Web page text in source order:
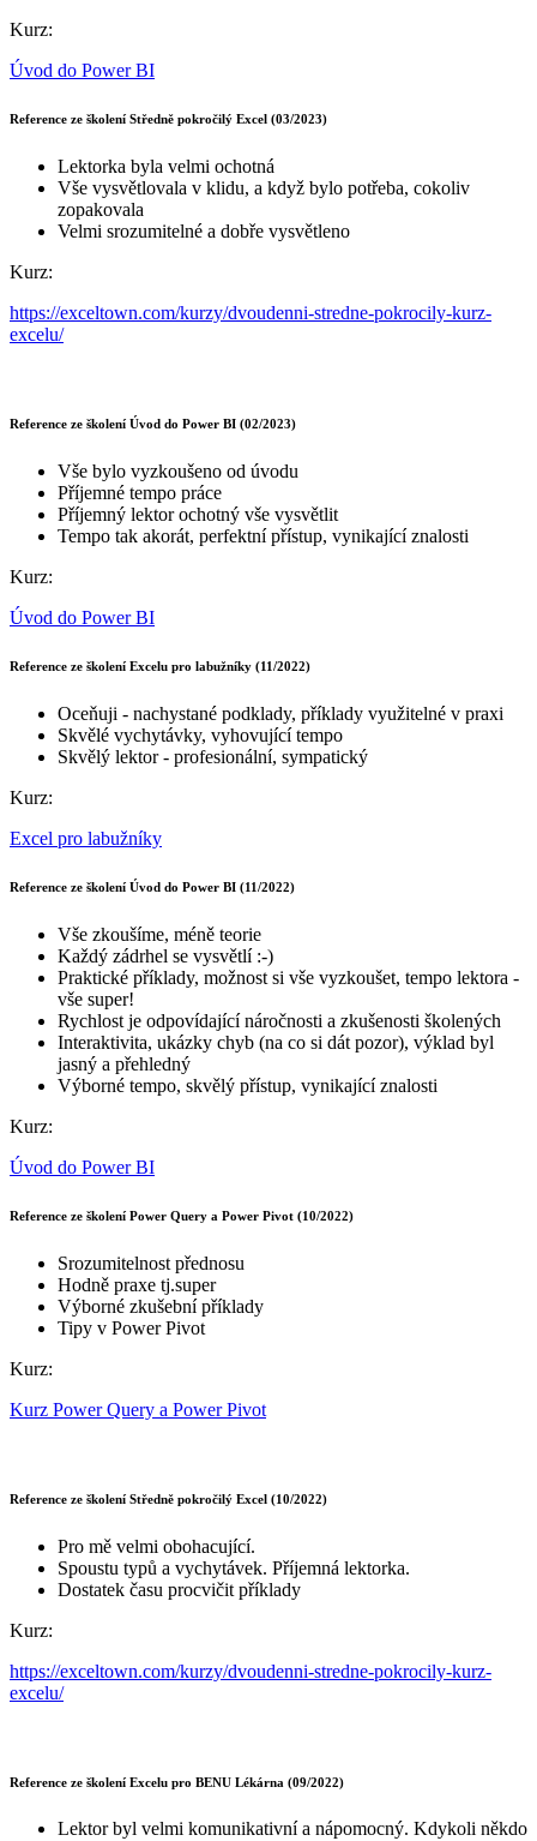
Kurz:
Úvod do Power BI
Reference ze školení Středně pokročilý Excel (03/2023)
Lektorka byla velmi ochotná
Vše vysvětlovala v klidu, a když bylo potřeba, cokoliv
zopakovala
Velmi srozumitelné a dobře vysvětleno
Kurz:
https://exceltown.com/kurzy/dvoudenni-stredne-pokrocily-kurz-
excelu/
Reference ze školení Úvod do Power BI (02/2023)
Vše bylo vyzkoušeno od úvodu
Příjemné tempo práce
Příjemný lektor ochotný vše vysvětlit
Tempo tak akorát, perfektní přístup, vynikající znalosti
Kurz:
Úvod do Power BI
Reference ze školení Excelu pro labužníky (11/2022)
Oceňuji - nachystané podklady, příklady využitelné v praxi
Skvělé vychytávky, vyhovující tempo
Skvělý lektor - profesionální, sympatický
Kurz:
Excel pro labužníky
Reference ze školení Úvod do Power BI (11/2022)
Vše zkoušíme, méně teorie
Každý zádrhel se vysvětlí :-)
Praktické příklady, možnost si vše vyzkoušet, tempo lektora -
vše super!
Rychlost je odpovídající náročnosti a zkušenosti školených
Interaktivita, ukázky chyb (na co si dát pozor), výklad byl
jasný a přehledný
Výborné tempo, skvělý přístup, vynikající znalosti
Kurz:
Úvod do Power BI
Reference ze školení Power Query a Power Pivot (10/2022)
Srozumitelnost přednosu
Hodně praxe tj.super
Výborné zkušební příklady
Tipy v Power Pivot
Kurz:
Kurz Power Query a Power Pivot
Reference ze školení Středně pokročilý Excel (10/2022)
Pro mě velmi obohacující.
Spoustu typů a vychytávek. Příjemná lektorka.
Dostatek času procvičit příklady
Kurz:
https://exceltown.com/kurzy/dvoudenni-stredne-pokrocily-kurz-
excelu/
Reference ze školení Excelu pro BENU Lékárna (09/2022)
Lektor byl velmi komunikativní a nápomocný. Kdykoli někdo